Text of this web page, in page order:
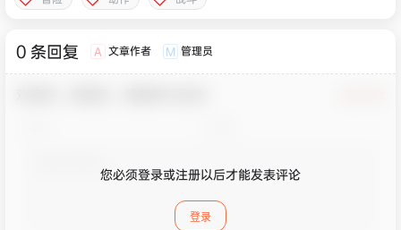
0 条回复 A 文章作者 M 管理员
您必须登录或注册以后才能发表评论
登录